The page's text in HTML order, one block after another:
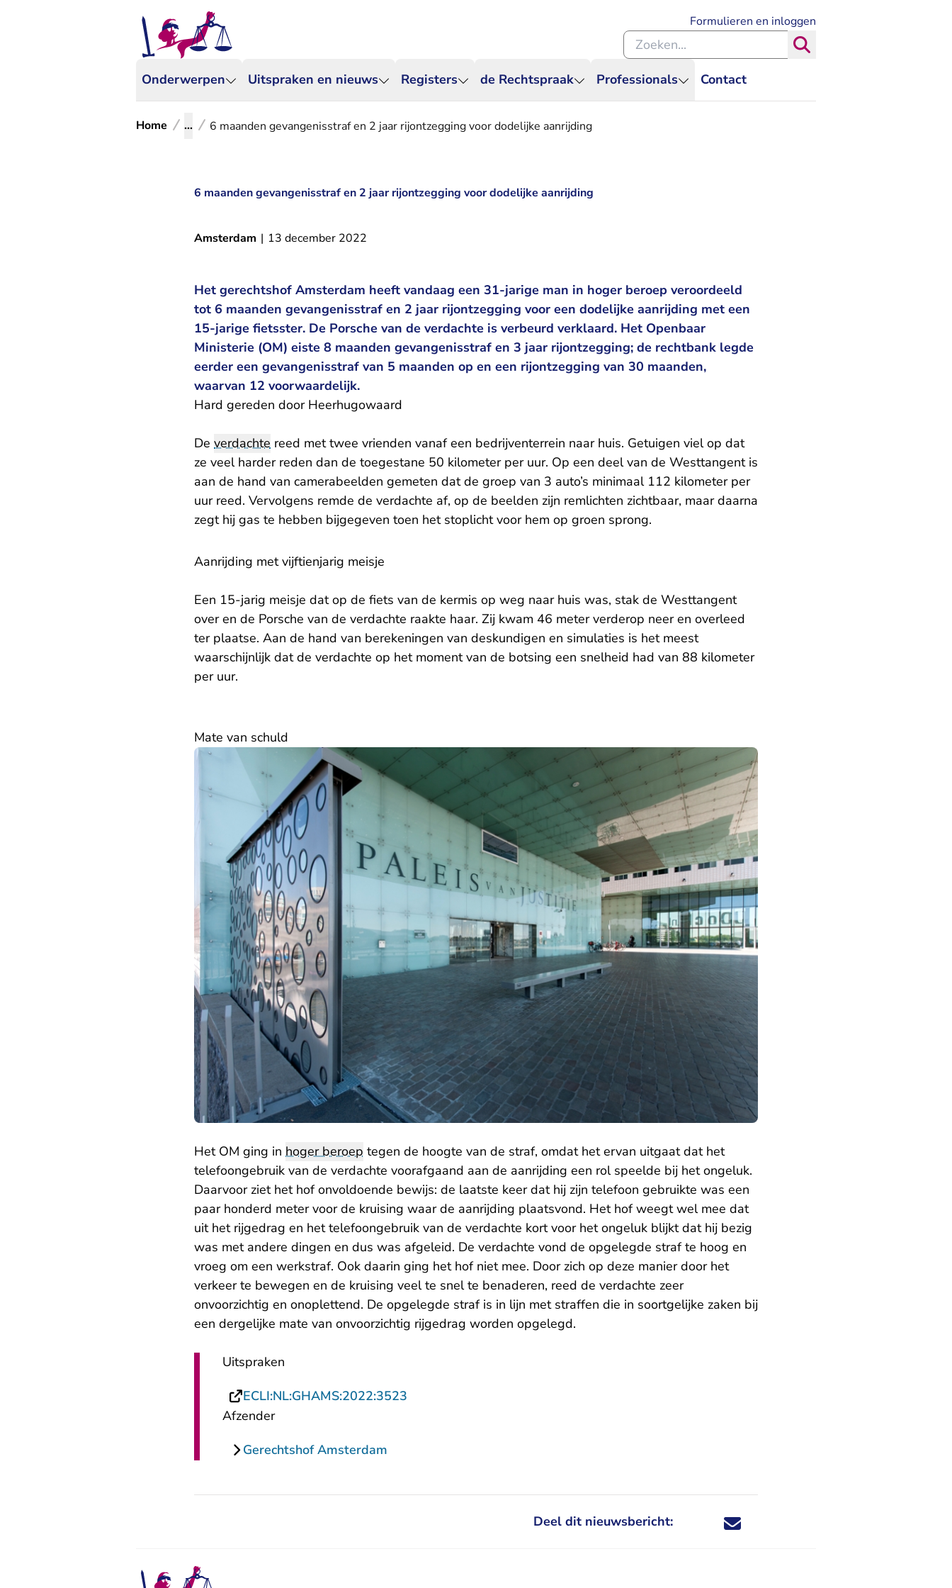
Onderwerpen Uitspraken en nieuws Registers de Rechtspraak Professionals Contact
Formulieren en inloggen
Zoeken binnen de Rechtspraak
Home ... 6 maanden gevangenisstraf en 2 jaar rijontzegging voor dodelijke aanrijding
6 maanden gevangenisstraf en 2 jaar rijontzegging voor dodelijke aanrijding
Amsterdam | 13 december 2022
Het gerechtshof Amsterdam heeft vandaag een 31-jarige man in hoger beroep veroordeeld
tot 6 maanden gevangenisstraf en 2 jaar rijontzegging voor een dodelijke aanrijding met een
15-jarige fietsster. De Porsche van de verdachte is verbeurd verklaard. Het Openbaar
Ministerie (OM) eiste 8 maanden gevangenisstraf en 3 jaar rijontzegging; de rechtbank legde
eerder een gevangenisstraf van 5 maanden op en een rijontzegging van 30 maanden,
waarvan 12 voorwaardelijk.
Hard gereden door Heerhugowaard
De verdachte reed met twee vrienden vanaf een bedrijventerrein naar huis. Getuigen viel op dat
ze veel harder reden dan de toegestane 50 kilometer per uur. Op een deel van de Westtangent is
aan de hand van camerabeelden gemeten dat de groep van 3 auto’s minimaal 112 kilometer per
uur reed. Vervolgens remde de verdachte af, op de beelden zijn remlichten zichtbaar, maar daarna
zegt hij gas te hebben bijgegeven toen het stoplicht voor hem op groen sprong.
Aanrijding met vijftienjarig meisje
Een 15-jarig meisje dat op de fiets van de kermis op weg naar huis was, stak de Westtangent
over en de Porsche van de verdachte raakte haar. Zij kwam 46 meter verderop neer en overleed
ter plaatse. Aan de hand van berekeningen van deskundigen en simulaties is het meest
waarschijnlijk dat de verdachte op het moment van de botsing een snelheid had van 88 kilometer
per uur.
Mate van schuld
Het OM ging in hoger beroep tegen de hoogte van de straf, omdat het ervan uitgaat dat het
telefoongebruik van de verdachte voorafgaand aan de aanrijding een rol speelde bij het ongeluk.
Daarvoor ziet het hof onvoldoende bewijs: de laatste keer dat hij zijn telefoon gebruikte was een
paar honderd meter voor de kruising waar de aanrijding plaatsvond. Het hof weegt wel mee dat
uit het rijgedrag en het telefoongebruik van de verdachte kort voor het ongeluk blijkt dat hij bezig
was met andere dingen en dus was afgeleid. De verdachte vond de opgelegde straf te hoog en
vroeg om een werkstraf. Ook daarin ging het hof niet mee. Door zich op deze manier door het
verkeer te bewegen en de kruising veel te snel te benaderen, reed de verdachte zeer
onvoorzichtig en onoplettend. De opgelegde straf is in lijn met straffen die in soortgelijke zaken bij
een dergelijke mate van onvoorzichtig rijgedrag worden opgelegd.
Uitspraken
ECLI:NL:GHAMS:2022:3523
Afzender
Gerechtshof Amsterdam
Deel dit nieuwsbericht: Deel dit nieuwsbericht via X - U verlaat
Deel dit nieuwsbericht via Facebook - U
Deel dit nieuwsbericht via e-mail
Deel dit nieuwsbericht via LinkedIn - U